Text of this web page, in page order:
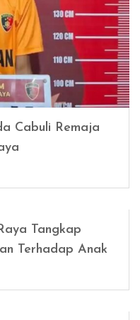
Cabuli Remaja
Tangkap
Terhadap Anak